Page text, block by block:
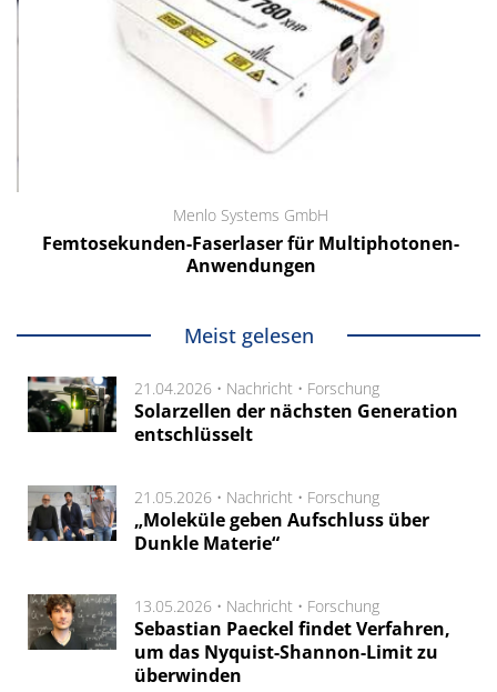
Menlo Systems GmbH
Femtosekunden-Faserlaser für Multiphotonen-
Anwendungen
Meist gelesen
21.04.2026 • Nachricht • Forschung
Solarzellen der nächsten Generation
entschlüsselt
21.05.2026 • Nachricht • Forschung
„Moleküle geben Aufschluss über
Dunkle Materie“
13.05.2026 • Nachricht • Forschung
Sebastian Paeckel findet Verfahren,
um das Nyquist-Shannon-Limit zu
überwinden